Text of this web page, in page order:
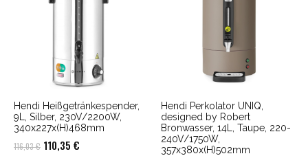
Hendi Heißgetränkespender,
9L, Silber, 230V/2200W,
340x227x(H)468mm
116,03€ Ursprünglicher
110,35 €
Hendi Perkolator UNIQ,
designed by Robert
Bronwasser, 14L, Taupe, 220-
240V/1750W,
357x380x(H)502mm